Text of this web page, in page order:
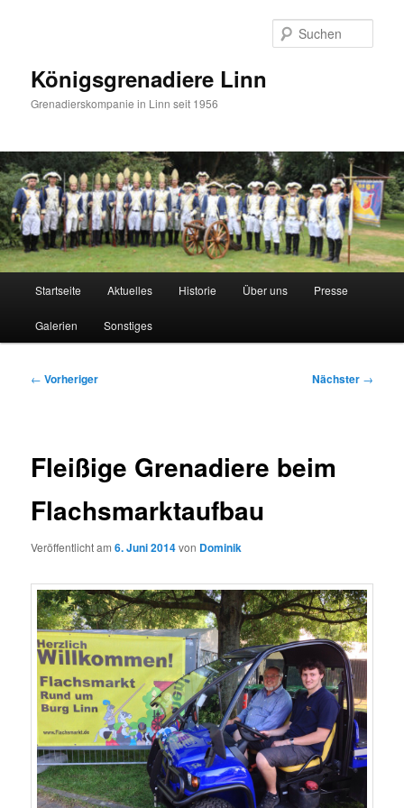
Königsgrenadiere Linn
Grenadierskompanie in Linn seit 1956
Startseite Aktuelles Historie Über uns Presse
Galerien Sonstiges
Beitragsnavigation
← Vorheriger Nächster →
Fleißige Grenadiere beim
Flachsmarktaufbau
Veröffentlicht am6. Juni 2014von Dominik